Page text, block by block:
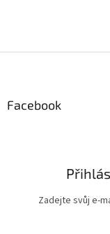
Facebook
Zadejte svůj e-